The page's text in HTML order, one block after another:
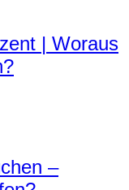
| Woraus
–